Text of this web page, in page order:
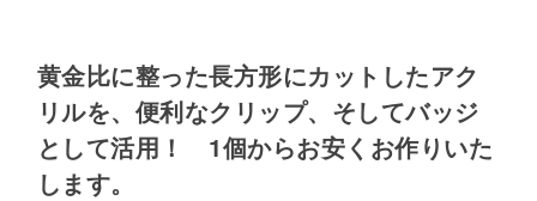
黄金比に整った長方形にカットしたアク
リルを、便利なクリップ、そしてバッジ
として活用！ 1個からお安くお作りいた
します。